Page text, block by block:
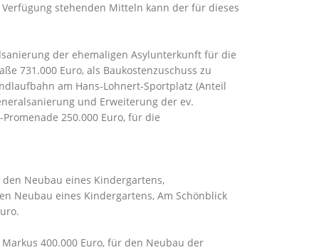
stehenden Mitteln kann der für dieses
der ehemaligen Asylunterkunft für die
731.000 Euro, als Baukostenzuschuss zu
am Hans-Lohnert-Sportplatz (Anteil
und Erweiterung der ev.
250.000 Euro, für die
Neubau eines Kindergartens,
Neubau eines Kindergartens, Am Schönblick
400.000 Euro, für den Neubau der